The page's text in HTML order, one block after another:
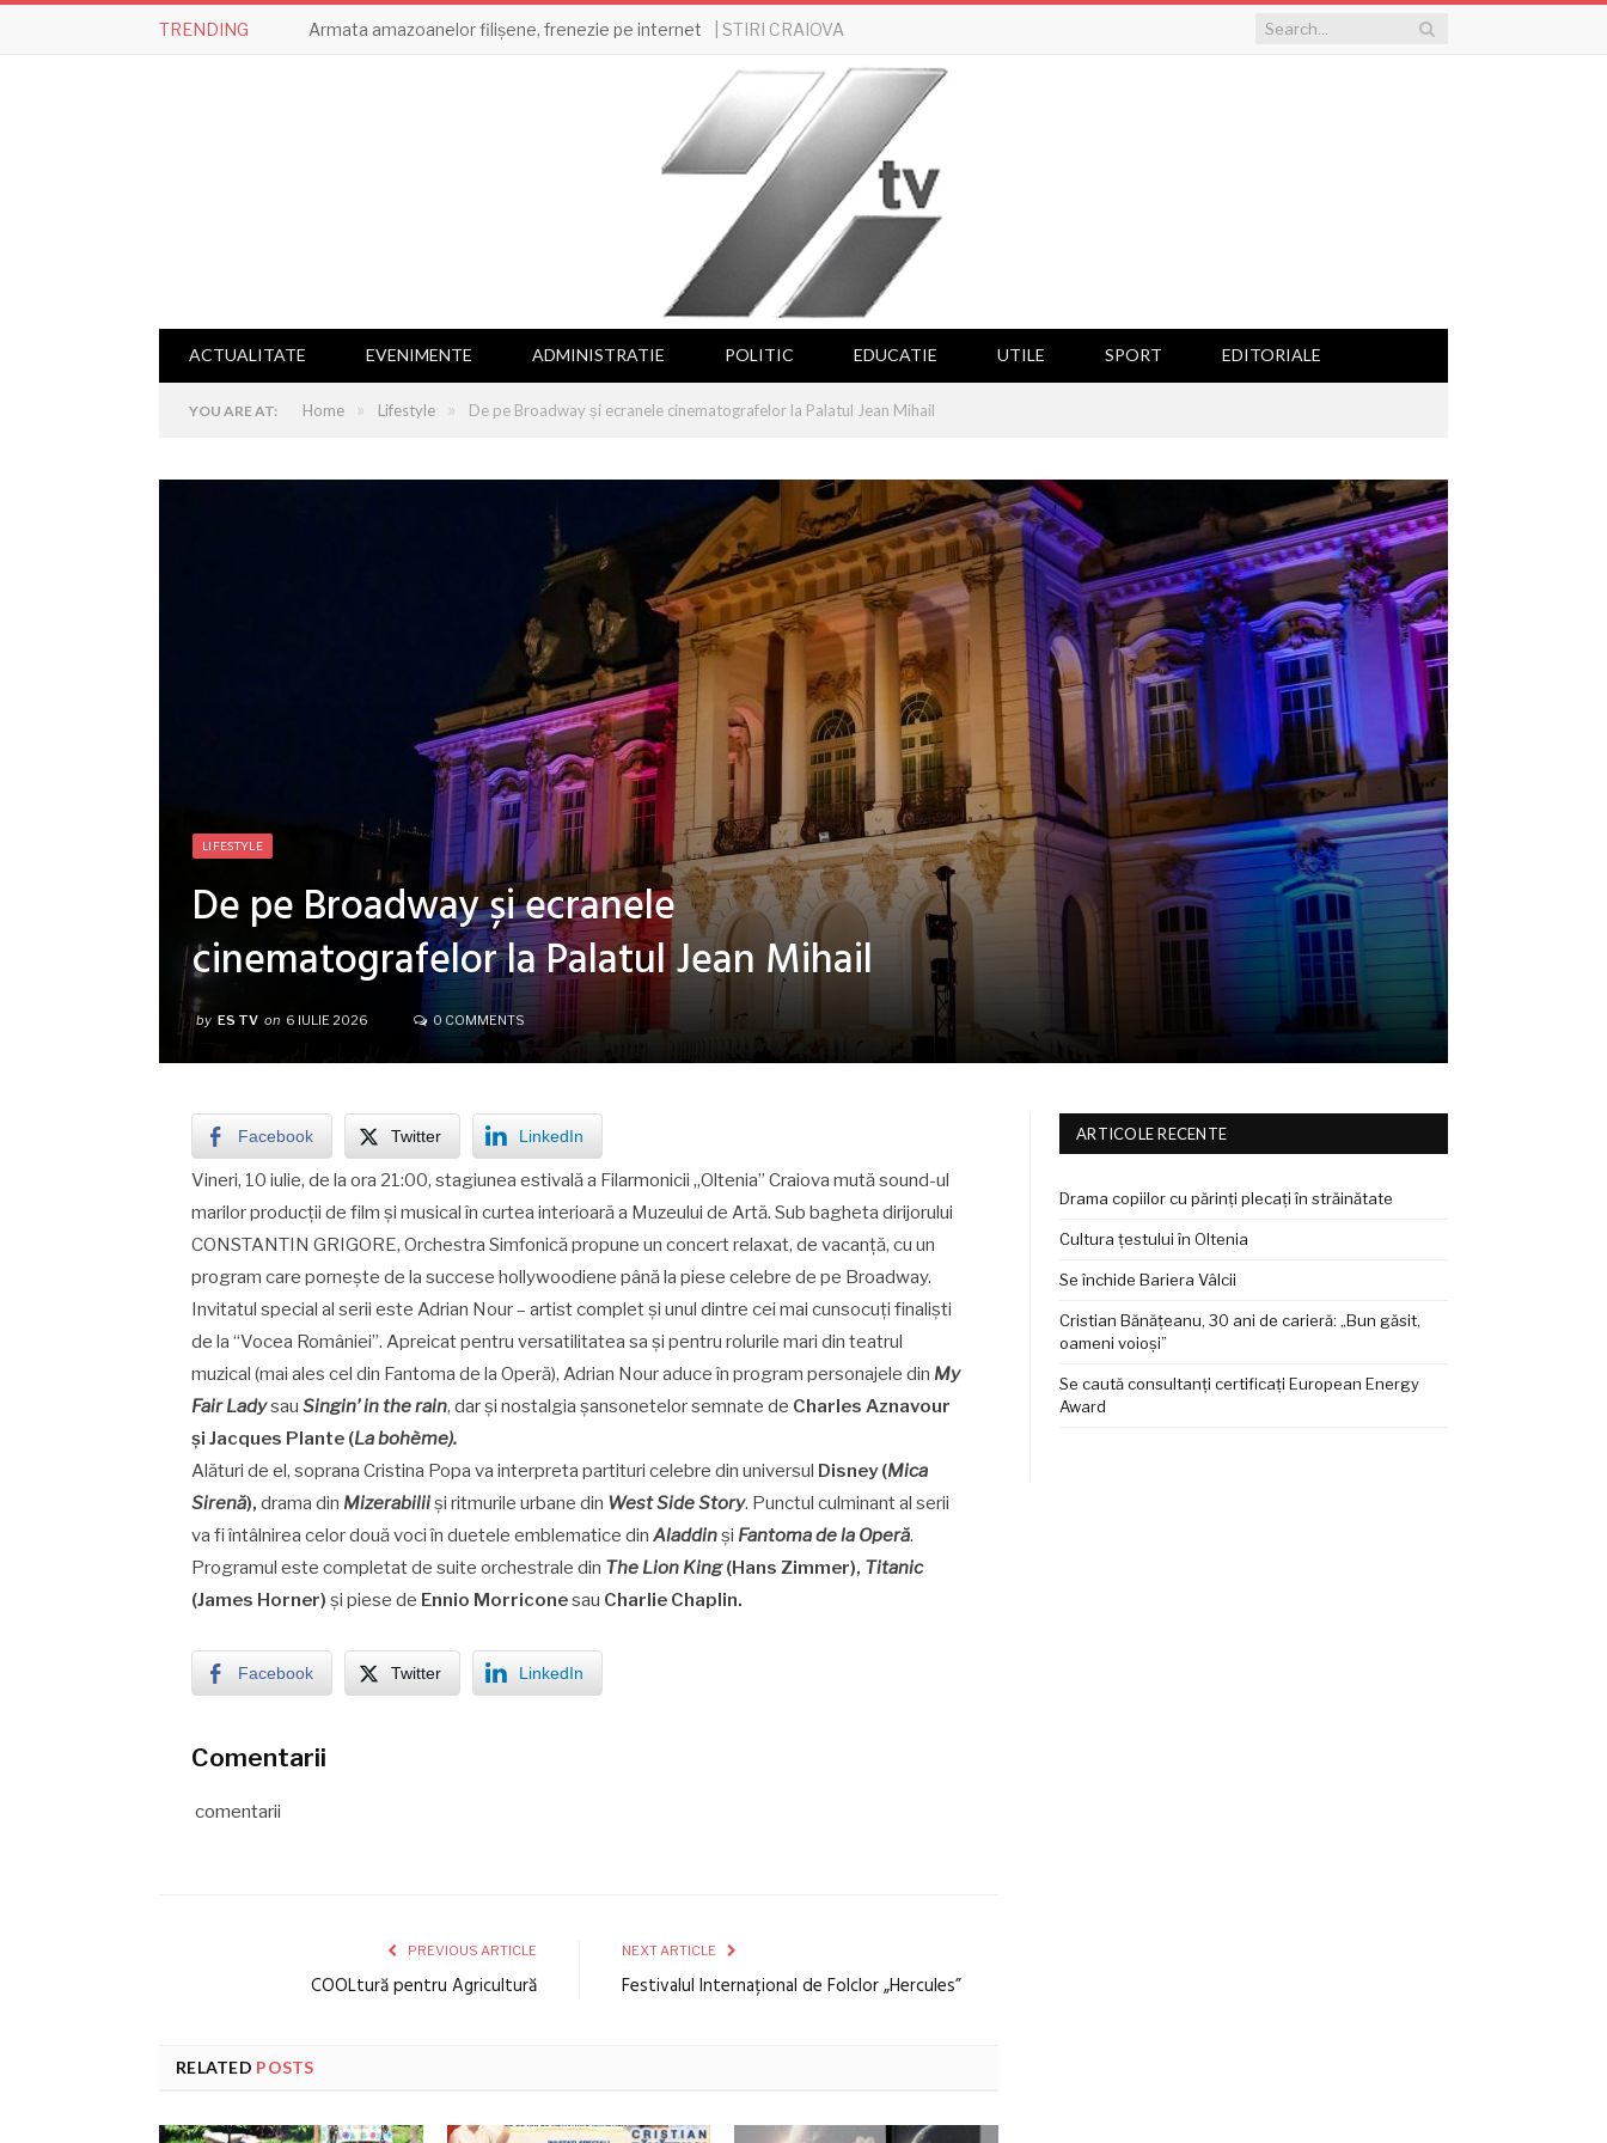
TRENDING Armata amazoanelor filișene, frenezie pe internet | STIRI CRAIOVA
ACTUALITATE EVENIMENTE ADMINISTRATIE POLITIC EDUCATIE UTILE SPORT EDITORIALE
YOU ARE AT: Home » Lifestyle » De pe Broadway și ecranele cinematografelor la Palatul Jean Mihail
LIFESTYLE
De pe Broadway și ecranele
cinematografelor la Palatul Jean Mihail
by ES TV on 6 IULIE 2026 0 COMMENTS
Facebook Twitter LinkedIn
Vineri, 10 iulie, de la ora 21:00, stagiunea estivală a Filarmonicii „Oltenia” Craiova mută sound-ul
marilor producții de film și musical în curtea interioară a Muzeului de Artă. Sub bagheta dirijorului
CONSTANTIN GRIGORE, Orchestra Simfonică propune un concert relaxat, de vacanță, cu un
program care pornește de la succese hollywoodiene până la piese celebre de pe Broadway.
Invitatul special al serii este Adrian Nour – artist complet și unul dintre cei mai cunsocuți finaliști
de la “Vocea României”. Apreicat pentru versatilitatea sa și pentru rolurile mari din teatrul
muzical (mai ales cel din Fantoma de la Operă), Adrian Nour aduce în program personajele din My
Fair LadysauSingin’ in the rain, dar și nostalgia șansonetelor semnate de Charles Aznavour
și Jacques Plante (La bohème).
Alături de el, soprana Cristina Popa va interpreta partituri celebre din universul Disney (Mica
Sirenă), drama din Mizerabiliiși ritmurile urbane din West Side Story. Punctul culminant al serii
va fi întâlnirea celor două voci în duetele emblematice dinAladdinși Fantoma de la Operă.
Programul este completat de suite orchestrale din The Lion King(Hans Zimmer), Titanic
(James Horner)și piese de Ennio Morriconesau Charlie Chaplin.
Facebook Twitter LinkedIn
Comentarii
comentarii
PREVIOUS ARTICLE
COOLtură pentru Agricultură
NEXT ARTICLE
Festivalul Internațional de Folclor „Hercules”
RELATED POSTS
ARTICOLE RECENTE
Drama copiilor cu părinți plecați în străinătate
Cultura țestului în Oltenia
Se închide Bariera Vâlcii
Cristian Bănățeanu, 30 ani de carieră: „Bun găsit,
oameni voioși”
Se caută consultanți certificați European Energy
Award